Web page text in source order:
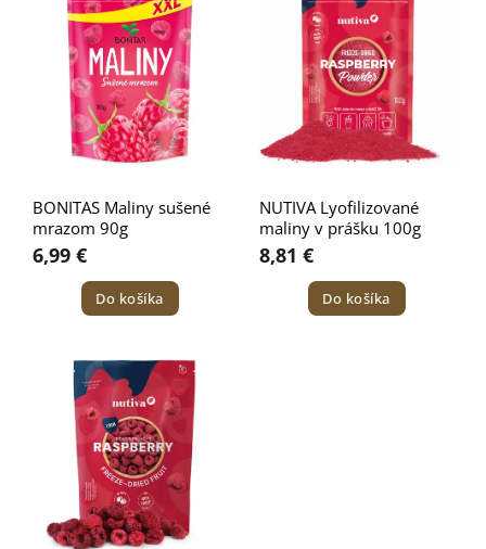
Najpredávanejšie
Abecedne
BONITAS Maliny sušené
mrazom 90g
6,99 €
Do košíka
NUTIVA Lyofilizované
maliny v prášku 100g
8,81 €
Do košíka